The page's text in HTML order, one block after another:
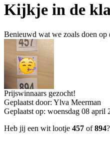
Kijkje in de
Benieuwd wat we zoals doen op
Prijswinnaars gezocht!
Geplaatst door: Ylva Meerman
Geplaatst op: woensdag 08 april
Heb jij een wit lootje 457 of894?